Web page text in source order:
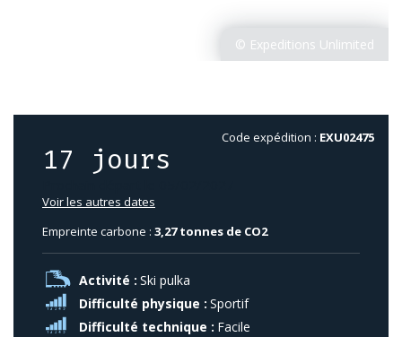
Code expédition : EXU02475
17 jours
Voir les autres dates
Empreinte carbone : 3,27 tonnes de CO2
Activité : Ski pulka
Difficulté physique : Sportif
Difficulté technique : Facile